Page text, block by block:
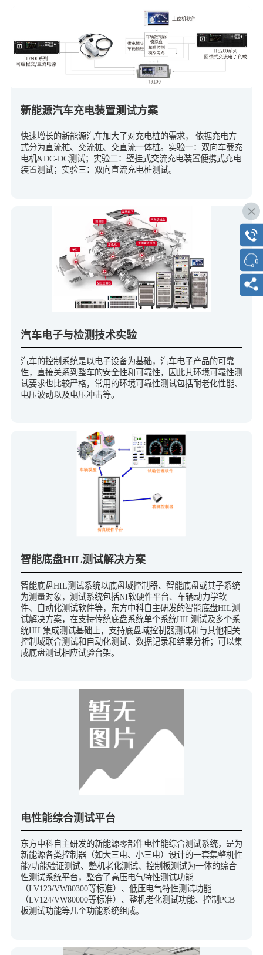
新能源汽车充电装置测试方案
快速增长的新能源汽车加大了对充电桩的需求， 依据充电方
式分为直流桩、交流桩、交直流一体桩。实验一：双向车载充
电机&DC-DC测试；实验二：壁挂式交流充电装置便携式充电
装置测试；实验三：双向直流充电桩测试。
汽车电子与检测技术实验
汽车的控制系统是以电子设备为基础，汽车电子产品的可靠
性，直接关系到整车的安全性和可靠性，因此其环境可靠性测
试要求也比较严格，常用的环境可靠性测试包括耐老化性能、
电压波动以及电压冲击等。
智能底盘HIL测试解决方案
智能底盘HIL测试系统以底盘域控制器、智能底盘或其子系统
为测量对象，测试系统包括NI软硬件平台、车辆动力学软
件、自动化测试软件等，东方中科自主研发的智能底盘HIL测
试解决方案，在支持传统底盘系统单个系统HIL测试及多个系
统HIL集成测试基础上，支持底盘域控制器测试和与其他相关
控制域联合测试和自动化测试、数据记录和结果分析；可以集
成底盘测试相应试验台架。
电性能综合测试平台
东方中科自主研发的新能源零部件电性能综合测试系统，是为
新能源各类控制器（如大三电、小三电）设计的一套集整机性
能/功能验证测试、整机老化测试、控制板测试为一体的综合
性测试系统平台，整合了高压电气特性测试功能
（LV123/VW80300等标准）、低压电气特性测试功能
（LV124/VW80000等标准）、整机老化测试功能、控制PCB
板测试功能等几个功能系统组成。